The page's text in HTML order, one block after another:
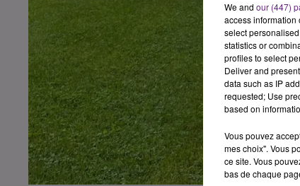
We and our (447)
access information
select
statistics or
profiles to select
Deliver and
data such as IP
requested; Use
based on
Vous pouvez
mes choix". Vous
ce site. Vous
bas de chaque